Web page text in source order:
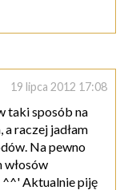
19 lipca 2012 17:08
taki sposób na
a raczej jadłam
Na pewno
włosów
^^' Aktualnie piję